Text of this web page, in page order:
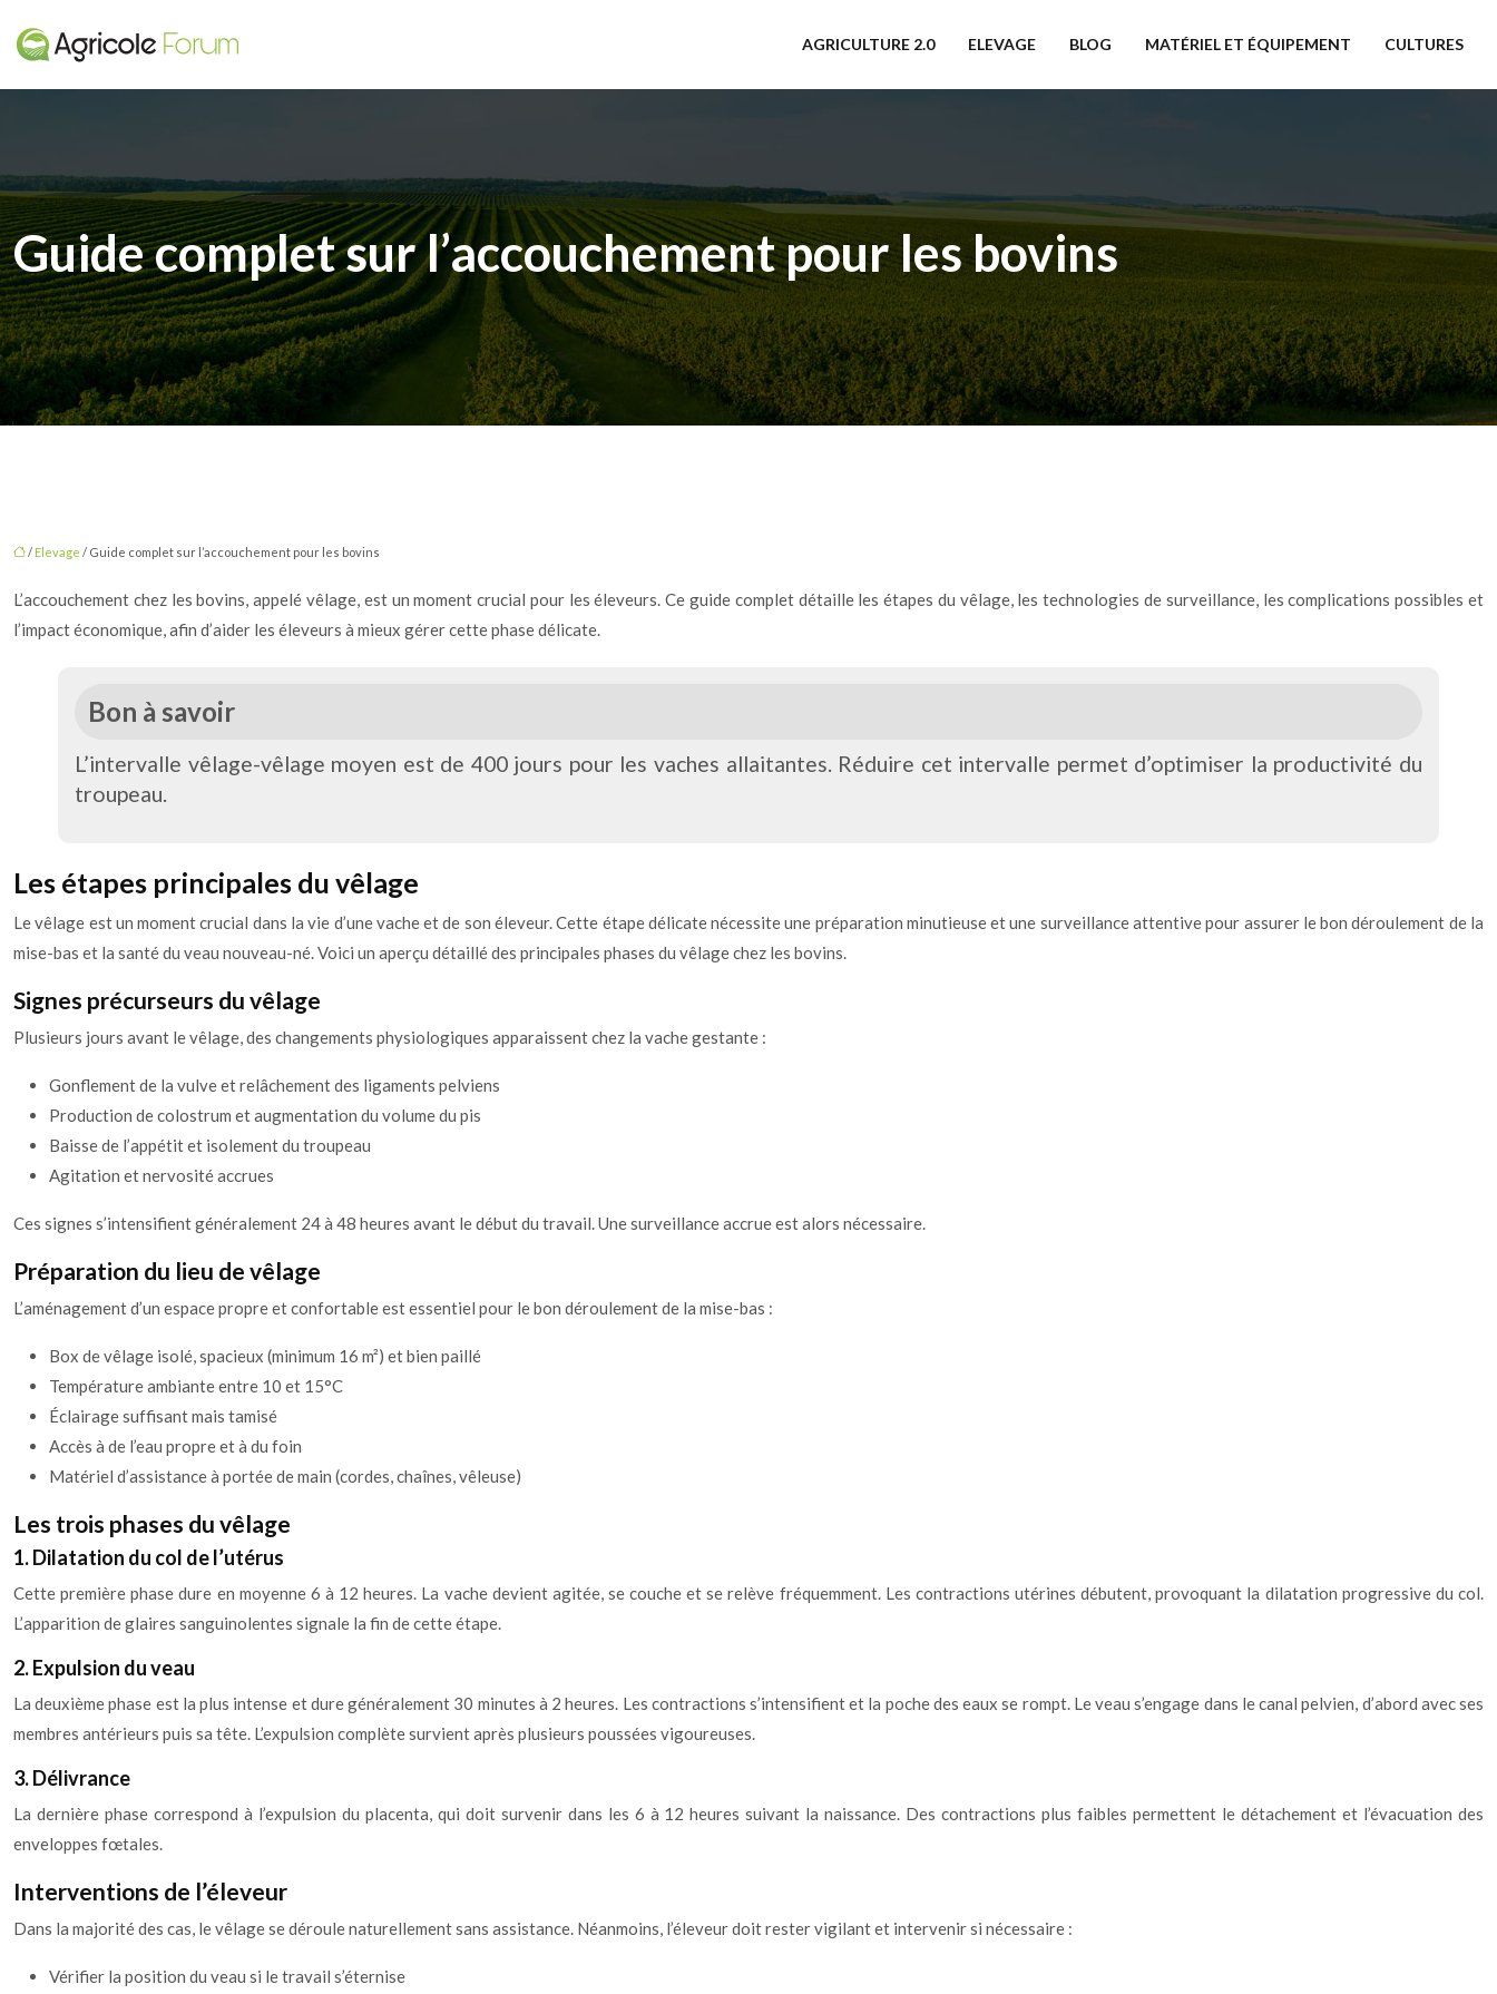
AGRICULTURE 2.0 ELEVAGE BLOG MATÉRIEL ET ÉQUIPEMENT CULTURES
Guide complet sur l’accouchement pour les bovins
/ Elevage / Guide complet sur l’accouchement pour les bovins
L’accouchement chez les bovins, appelé vêlage, est un moment crucial pour les éleveurs. Ce guide complet détaille les étapes du vêlage, les technologies de surveillance, les complications possibles et
l’impact économique, afin d’aider les éleveurs à mieux gérer cette phase délicate.
Bon à savoir
L’intervalle vêlage-vêlage moyen est de 400 jours pour les vaches allaitantes. Réduire cet intervalle permet d’optimiser la productivité du
troupeau.
Les étapes principales du vêlage
Le vêlage est un moment crucial dans la vie d’une vache et de son éleveur. Cette étape délicate nécessite une préparation minutieuse et une surveillance attentive pour assurer le bon déroulement de la
mise-bas et la santé du veau nouveau-né. Voici un aperçu détaillé des principales phases du vêlage chez les bovins.
Signes précurseurs du vêlage
Plusieurs jours avant le vêlage, des changements physiologiques apparaissent chez la vache gestante :
Gonflement de la vulve et relâchement des ligaments pelviens
Production de colostrum et augmentation du volume du pis
Baisse de l’appétit et isolement du troupeau
Agitation et nervosité accrues
Ces signes s’intensifient généralement 24 à 48 heures avant le début du travail. Une surveillance accrue est alors nécessaire.
Préparation du lieu de vêlage
L’aménagement d’un espace propre et confortable est essentiel pour le bon déroulement de la mise-bas :
Box de vêlage isolé, spacieux (minimum 16 m²) et bien paillé
Température ambiante entre 10 et 15°C
Éclairage suffisant mais tamisé
Accès à de l’eau propre et à du foin
Matériel d’assistance à portée de main (cordes, chaînes, vêleuse)
Les trois phases du vêlage
1. Dilatation du col de l’utérus
Cette première phase dure en moyenne 6 à 12 heures. La vache devient agitée, se couche et se relève fréquemment. Les contractions utérines débutent, provoquant la dilatation progressive du col.
L’apparition de glaires sanguinolentes signale la fin de cette étape.
2. Expulsion du veau
La deuxième phase est la plus intense et dure généralement 30 minutes à 2 heures. Les contractions s’intensifient et la poche des eaux se rompt. Le veau s’engage dans le canal pelvien, d’abord avec ses
membres antérieurs puis sa tête. L’expulsion complète survient après plusieurs poussées vigoureuses.
3. Délivrance
La dernière phase correspond à l’expulsion du placenta, qui doit survenir dans les 6 à 12 heures suivant la naissance. Des contractions plus faibles permettent le détachement et l’évacuation des
enveloppes fœtales.
Interventions de l’éleveur
Dans la majorité des cas, le vêlage se déroule naturellement sans assistance. Néanmoins, l’éleveur doit rester vigilant et intervenir si nécessaire :
Vérifier la position du veau si le travail s’éternise